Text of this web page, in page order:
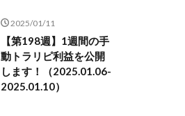
2025/01/11
【第198週】1週間の手
動トラリピ利益を公開
します！（2025.01.06-
2025.01.10）